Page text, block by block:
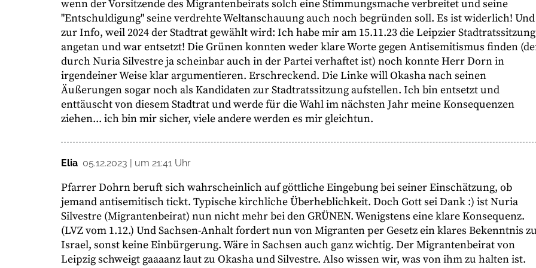
wenn der Vorsitzende des Migrantenbeirats solch eine Stimmungsmache verbreitet und seine
"Entschuldigung" seine verdrehte Weltanschauung auch noch begründen soll. Es ist widerlich! Und
zur Info, weil 2024 der Stadtrat gewählt wird: Ich habe mir am 15.11.23 die Leipzier Stadtratssitzung
angetan und war entsetzt! Die Grünen konnten weder klare Worte gegen Antisemitismus finden
durch Nuria Silvestre ja scheinbar auch in der Partei verhaftet ist) noch konnte Herr Dorn in
irgendeiner Weise klar argumentieren. Erschreckend. Die Linke will Okasha nach seinen
Äußerungen sogar noch als Kandidaten zur Stadtratssitzung aufstellen. Ich bin entsetzt und
enttäuscht von diesem Stadtrat und werde für die Wahl im nächsten Jahr meine Konsequenzen
ziehen... ich bin mir sicher, viele andere werden es mir gleichtun.
Elia 05.12.2023 | um 21:41 Uhr
Pfarrer Dohrn beruft sich wahrscheinlich auf göttliche Eingebung bei seiner Einschätzung, ob
jemand antisemitisch tickt. Typische kirchliche Überheblichkeit. Doch Gott sei Dank :) ist Nuria
Silvestre (Migrantenbeirat) nun nicht mehr bei den GRÜNEN. Wenigstens eine klare Konsequenz.
(LVZ vom 1.12.) Und Sachsen-Anhalt fordert nun von Migranten per Gesetz ein klares Bekenntnis
Israel, sonst keine Einbürgerung. Wäre in Sachsen auch ganz wichtig. Der Migrantenbeirat von
Leipzig schweigt gaaaanz laut zu Okasha und Silvestre. Also wissen wir, was von ihm zu halten ist.